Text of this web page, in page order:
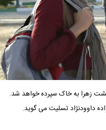
زهرا به خاک سپرده خواهد شد.
داوودنژاد تسلیت می گوید.